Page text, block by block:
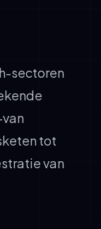
sectoren
tot
van